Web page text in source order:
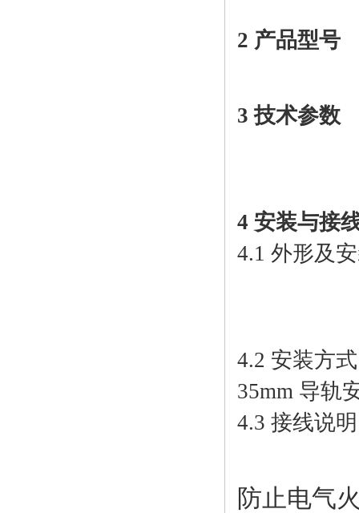
2 产品型号
3 技术参数
4 安装与接
4.1 外形及
4.2 安装方式
35mm 导轨
4.3 接线说明
防止电气